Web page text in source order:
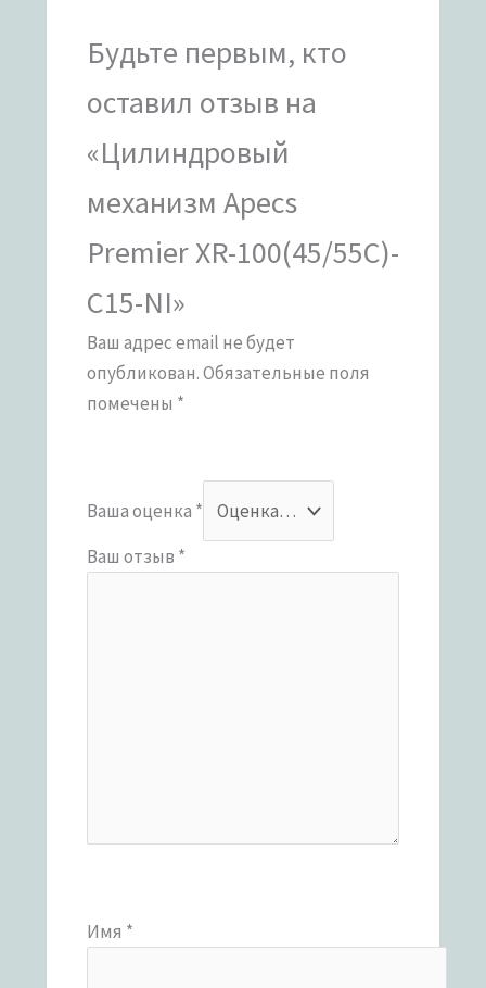
Будьте первым, кто
оставил отзыв на
«Цилиндровый
механизм Apecs
Premier XR-100(45/55C)-
C15-NI»
Ваш адрес email не будет
опубликован.Обязательные поля
помечены *
Ваша оценка *
Ваш отзыв *
Имя *